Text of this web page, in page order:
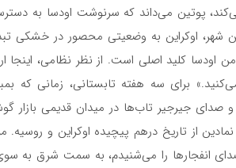
پوتین می‌داند که سرنوشت اودسا به
شهر، اوکراین به وضعیتی محصور در خشکی
من اودسا کلید اصلی است. از نظر نظامی،
برای سه هفته تابستانی، زمانی که
صدای جیرجیر تاب‌‌ها در میدان قدیمی بازار
از تاریخ درهم پیچیده اوکراین و
انفجارها را می‌شنیدم، به سمت شرق به